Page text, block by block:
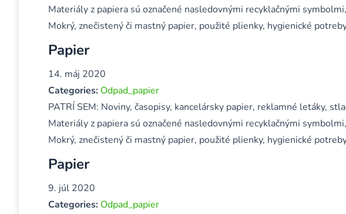
Materiály z papiera sú označené nasledovnými recyklačnými
Mokrý, znečistený či mastný papier, použité plienky, hygienické
Papier
14. máj 2020
Categories: Odpad_papier
PATRÍ SEM: Noviny, časopisy, kancelársky papier, reklamné letáky,
Materiály z papiera sú označené nasledovnými recyklačnými
Mokrý, znečistený či mastný papier, použité plienky, hygienické
Papier
9. júl 2020
Categories: Odpad_papier